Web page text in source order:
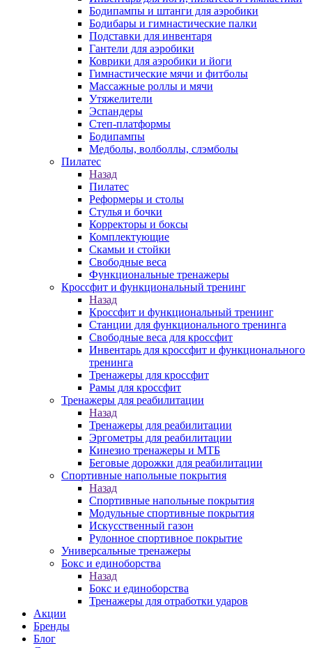
Бодипампы и штанги для аэробики
Бодибары и гимнастические палки
Подставки для инвентаря
Гантели для аэробики
Коврики для аэробики и йоги
Гимнастические мячи и фитболы
Массажные роллы и мячи
Утяжелители
Эспандеры
Степ-платформы
Бодипампы
Медболы, волболлы, слэмболы
Пилатес
Назад
Пилатес
Реформеры и столы
Стулья и бочки
Корректоры и боксы
Комплектующие
Скамьи и стойки
Свободные веса
Функциональные тренажеры
Кроссфит и функциональный тренинг
Назад
Кроссфит и функциональный тренинг
Станции для функционального тренинга
Свободные веса для кроссфит
Инвентарь для кроссфит и функционального
тренинга
Тренажеры для кроссфит
Рамы для кроссфит
Тренажеры для реабилитации
Назад
Тренажеры для реабилитации
Эргометры для реабилитации
Кинезио тренажеры и МТБ
Беговые дорожки для реабилитации
Спортивные напольные покрытия
Назад
Спортивные напольные покрытия
Модульные спортивные покрытия
Искусственный газон
Рулонное спортивное покрытие
Универсальные тренажеры
Бокс и единоборства
Назад
Бокс и единоборства
Тренажеры для отработки ударов
Акции
Бренды
Блог